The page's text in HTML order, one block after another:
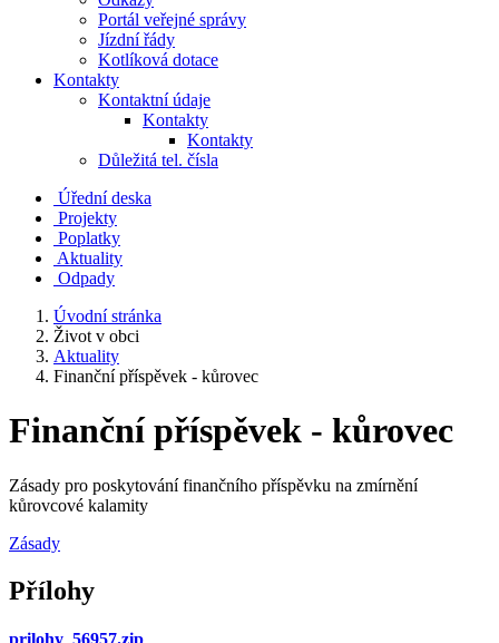
Portál veřejné správy
Jízdní řády
Kotlíková dotace
Kontakty
Kontaktní údaje
Kontakty
Kontakty
Důležitá tel. čísla
Úřední deska
Projekty
Poplatky
Aktuality
Odpady
Úvodní stránka
Život v obci
Aktuality
Finanční příspěvek - kůrovec
Finanční příspěvek - kůrovec
Zásady pro poskytování finančního příspěvku na zmírnění
kůrovcové kalamity
Zásady
Přílohy
prilohy_56957.zip